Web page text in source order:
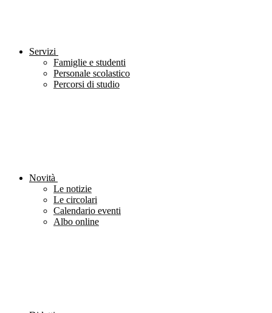
Servizi
Famiglie e studenti
Personale scolastico
Percorsi di studio
Novità
Le notizie
Le circolari
Calendario eventi
Albo online